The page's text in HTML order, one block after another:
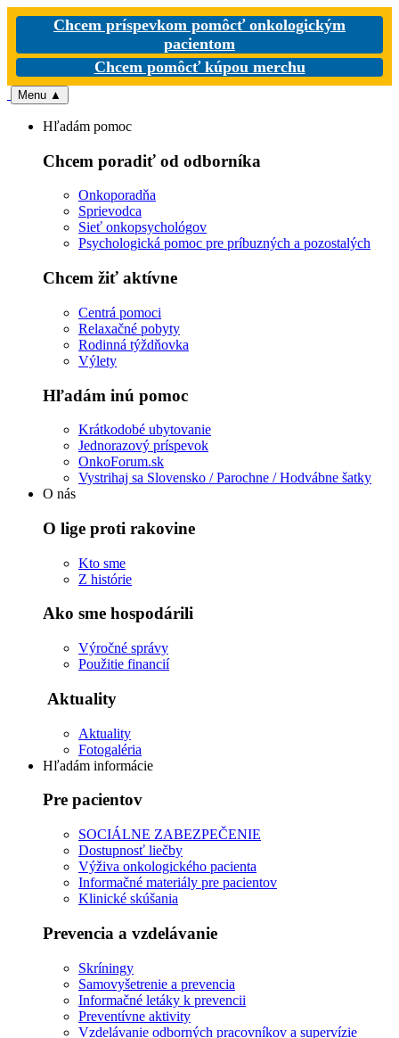
Chcem príspevkom pomôcť onkologickým
pacientom
Chcem pomôcť kúpou merchu
Menu ▲
Hľadám pomoc
Chcem poradiť od odborníka
Onkoporadňa
Sprievodca
Sieť onkopsychológov
Psychologická pomoc pre príbuzných a pozostalých
Chcem žiť aktívne
Centrá pomoci
Relaxačné pobyty
Rodinná týždňovka
Výlety
Hľadám inú pomoc
Krátkodobé ubytovanie
Jednorazový príspevok
OnkoForum.sk
Vystrihaj sa Slovensko / Parochne / Hodvábne šatky
O nás
O lige proti rakovine
Kto sme
Z histórie
Ako sme hospodárili
Výročné správy
Použitie financií
Aktuality
Aktuality
Fotogaléria
Hľadám informácie
Pre pacientov
SOCIÁLNE ZABEZPEČENIE
Dostupnosť liečby
Výživa onkologického pacienta
Informačné materiály pre pacientov
Klinické skúšania
Prevencia a vzdelávanie
Skríningy
Samovyšetrenie a prevencia
Informačné letáky k prevencii
Preventívne aktivity
Vzdelávanie odborných pracovníkov a supervízie